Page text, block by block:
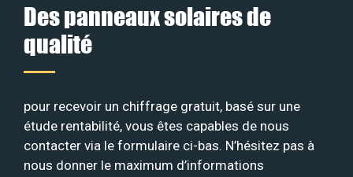
Des panneaux solaires de
qualité
pour recevoir un chiffrage gratuit, basé sur une
étude rentabilité, vous êtes capables de nous
contacter via le formulaire ci-bas. N’hésitez pas à
nous donner le maximum d’informations